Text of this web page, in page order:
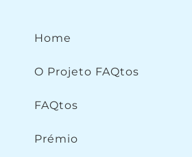
Home
O Projeto FAQtos
FAQtos
Prémio